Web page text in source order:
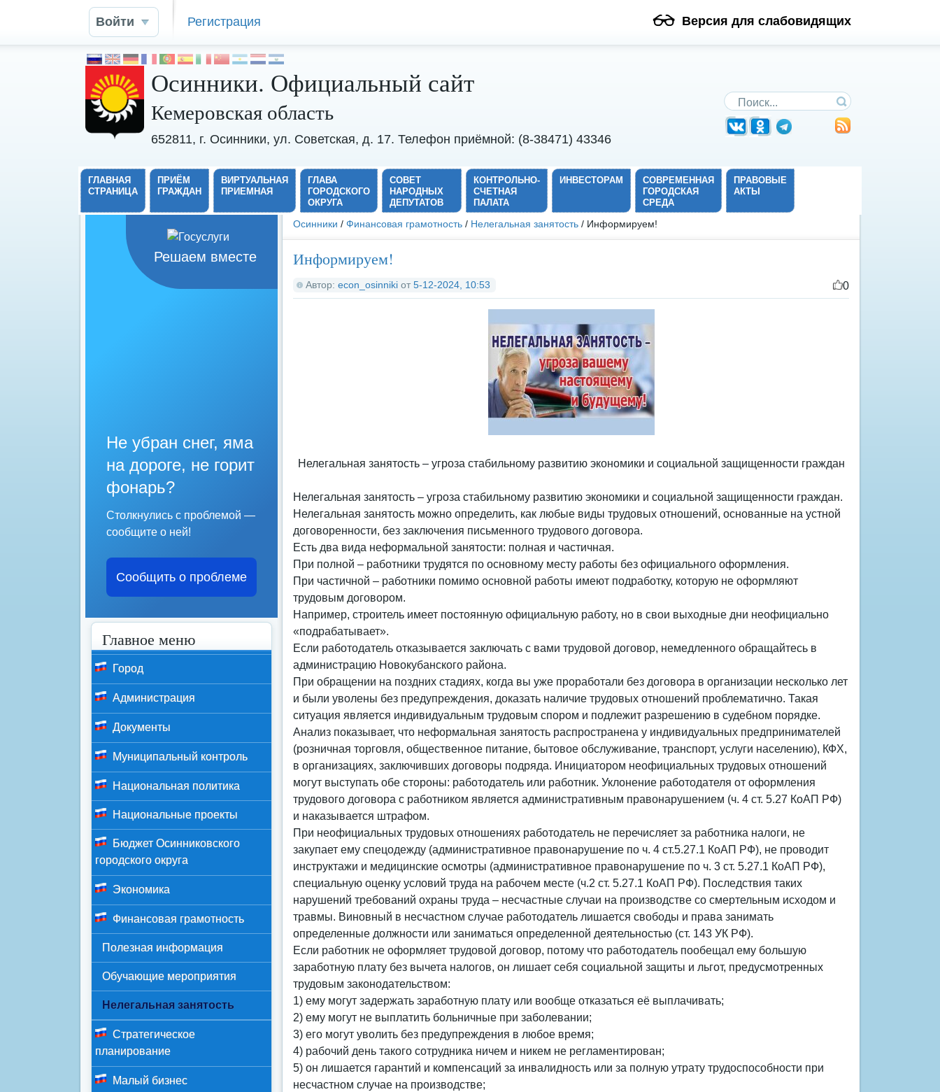
Версия для слабовидящих
Войти Регистрация
Поиск по сайту
Осинники. Официальный сайт
Кемеровская область
652811, г. Осинники, ул. Советская, д. 17. Телефон приёмной: (8-38471) 43346
ГЛАВНАЯ
СТРАНИЦА
ПРИЁМ
ГРАЖДАН
ВИРТУАЛЬНАЯ
ПРИЕМНАЯ
ГЛАВА
ГОРОДСКОГО
ОКРУГА
СОВЕТ
НАРОДНЫХ
ДЕПУТАТОВ
КОНТРОЛЬНО-
СЧЕТНАЯ
ПАЛАТА
ИНВЕСТОРАМ
СОВРЕМЕННАЯ
ГОРОДСКАЯ
СРЕДА
ПРАВОВЫЕ
АКТЫ
Осинники / Финансовая грамотность / Нелегальная занятость / Информируем!
Информируем!
Автор: econ_osinniki от 5-12-2024, 10:53 0
Нелегальная занятость – угроза стабильному развитию экономики и социальной защищенности граждан
Нелегальная занятость – угроза стабильному развитию экономики и социальной защищенности граждан.
Нелегальная занятость можно определить, как любые виды трудовых отношений, основанные на устной
договоренности, без заключения письменного трудового договора.
Есть два вида неформальной занятости: полная и частичная.
При полной – работники трудятся по основному месту работы без официального оформления.
При частичной – работники помимо основной работы имеют подработку, которую не оформляют
трудовым договором.
Например, строитель имеет постоянную официальную работу, но в свои выходные дни неофициально
«подрабатывает».
Если работодатель отказывается заключать с вами трудовой договор, немедленного обращайтесь в
администрацию Новокубанского района.
При обращении на поздних стадиях, когда вы уже проработали без договора в организации несколько лет
и были уволены без предупреждения, доказать наличие трудовых отношений проблематично. Такая
ситуация является индивидуальным трудовым спором и подлежит разрешению в судебном порядке.
Анализ показывает, что неформальная занятость распространена у индивидуальных предпринимателей
(розничная торговля, общественное питание, бытовое обслуживание, транспорт, услуги населению), КФХ,
в организациях, заключивших договоры подряда. Инициатором неофициальных трудовых отношений
могут выступать обе стороны: работодатель или работник. Уклонение работодателя от оформления
трудового договора с работником является административным правонарушением (ч. 4 ст. 5.27 КоАП РФ)
и наказывается штрафом.
При неофициальных трудовых отношениях работодатель не перечисляет за работника налоги, не
закупает ему спецодежду (административное правонарушение по ч. 4 ст.5.27.1 КоАП РФ), не проводит
инструктажи и медицинские осмотры (административное правонарушение по ч. 3 ст. 5.27.1 КоАП РФ),
специальную оценку условий труда на рабочем месте (ч.2 ст. 5.27.1 КоАП РФ). Последствия таких
нарушений требований охраны труда – несчастные случаи на производстве со смертельным исходом и
травмы. Виновный в несчастном случае работодатель лишается свободы и права занимать
определенные должности или заниматься определенной деятельностью (ст. 143 УК РФ).
Если работник не оформляет трудовой договор, потому что работодатель пообещал ему большую
заработную плату без вычета налогов, он лишает себя социальной защиты и льгот, предусмотренных
трудовым законодательством:
1) ему могут задержать заработную плату или вообще отказаться её выплачивать;
2) ему могут не выплатить больничные при заболевании;
3) его могут уволить без предупреждения в любое время;
4) рабочий день такого сотрудника ничем и никем не регламентирован;
5) он лишается гарантий и компенсаций за инвалидность или за полную утрату трудоспособности при
несчастном случае на производстве;
Решаем вместе
Не убран снег, яма
на дороге, не горит
фонарь?
Столкнулись с проблемой —
сообщите о ней!
Сообщить о проблеме
Главное меню
Город
Администрация
Документы
Муниципальный контроль
Национальная политика
Национальные проекты
Бюджет Осинниковского
городского округа
Экономика
Финансовая грамотность
Полезная информация
Обучающие мероприятия
Нелегальная занятость
Стратегическое
планирование
Малый бизнес